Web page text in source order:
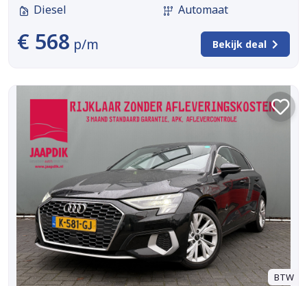
Diesel
Automaat
€ 568 p/m Bekijk deal
BTW